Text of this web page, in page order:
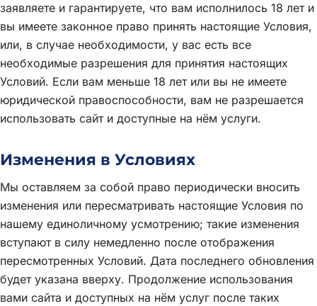
заявляете и гарантируете, что вам исполнилось 18 лет и
вы имеете законное право принять настоящие Условия,
или, в случае необходимости, у вас есть все
необходимые разрешения для принятия настоящих
Условий. Если вам меньше 18 лет или вы не имеете
юридической правоспособности, вам не разрешается
использовать сайт и доступные на нём услуги.
Изменения в Условиях
Мы оставляем за собой право периодически вносить
изменения или пересматривать настоящие Условия по
нашему единоличному усмотрению; такие изменения
вступают в силу немедленно после отображения
пересмотренных Условий. Дата последнего обновления
будет указана вверху. Продолжение использования
вами сайта и доступных на нём услуг после таких